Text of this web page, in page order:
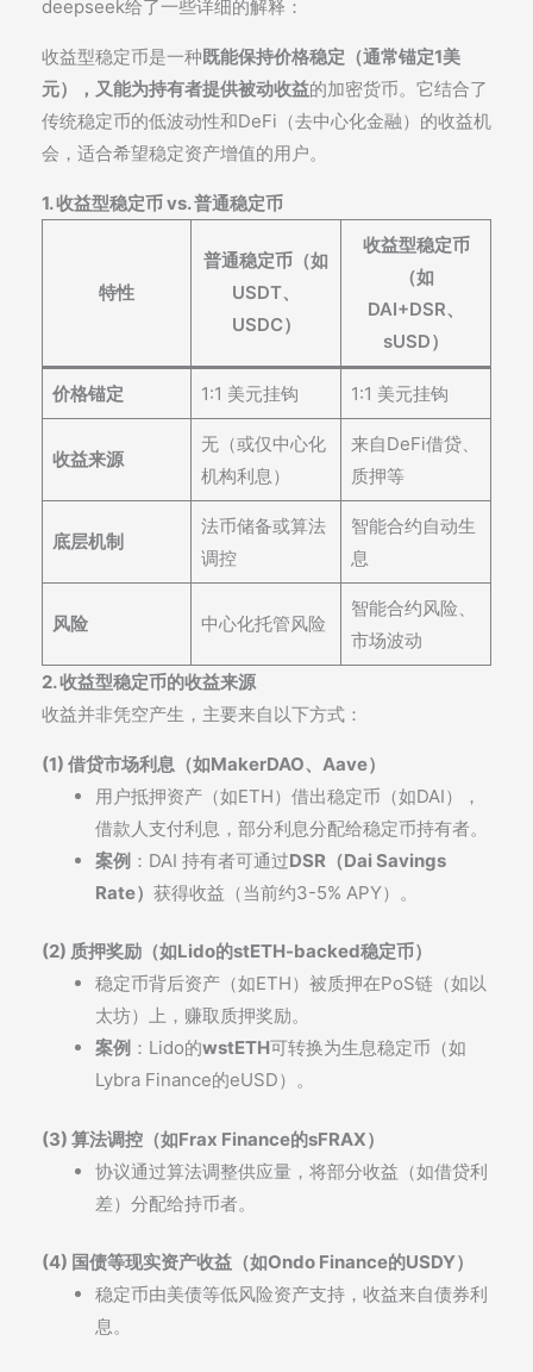
deepseek给了一些详细的解释：
收益型稳定币是一种既能保持价格稳定（通常锚定1美
元），又能为持有者提供被动收益的加密货币。它结合了
传统稳定币的低波动性和DeFi（去中心化金融）的收益机
会，适合希望稳定资产增值的用户。
1. 收益型稳定币 vs. 普通稳定币
特性
普通稳定币（如
USDT、
USDC）
收益型稳定币
（如
DAI+DSR、
sUSD）
价格锚定 1:1 美元挂钩 1:1 美元挂钩
收益来源
无（或仅中心化
机构利息）
来自DeFi借贷、
质押等
底层机制
法币储备或算法
调控
智能合约自动生
息
风险 中心化托管风险
智能合约风险、
市场波动
2. 收益型稳定币的收益来源
收益并非凭空产生，主要来自以下方式：
(1) 借贷市场利息（如MakerDAO、Aave）
用户抵押资产（如ETH）借出稳定币（如DAI），
借款人支付利息，部分利息分配给稳定币持有者。
案例 ：DAI 持有者可通过DSR（Dai Savings
Rate） 获得收益（当前约3-5% APY）。
(2) 质押奖励（如Lido的stETH-backed稳定币）
稳定币背后资产（如ETH）被质押在PoS链（如以
太坊）上，赚取质押奖励。
案例 ：Lido的wstETH可转换为生息稳定币（如
Lybra Finance的eUSD）。
(3) 算法调控（如Frax Finance的sFRAX）
协议通过算法调整供应量，将部分收益（如借贷利
差）分配给持币者。
(4) 国债等现实资产收益（如Ondo Finance的USDY）
稳定币由美债等低风险资产支持，收益来自债券利
息。